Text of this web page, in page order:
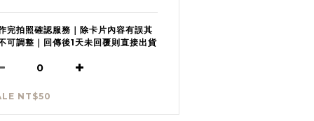
完拍照確認服務｜除卡片內容有誤其
可調整｜回傳後1天未回覆則直接出貨
NT$50